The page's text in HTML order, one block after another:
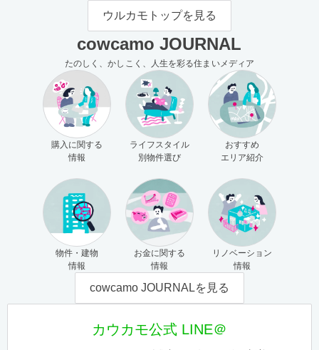
主さま向け）
ウルカモトップを見る
cowcamo JOURNAL
たのしく、かしこく、人生を彩る住まいメディア
購入に関する
情報
ライフスタイル
別物件選び
おすすめ
エリア紹介
物件・建物
情報
お金に関する
情報
リノベーション
情報
cowcamo JOURNALを見る
カウカモ公式 LINE＠